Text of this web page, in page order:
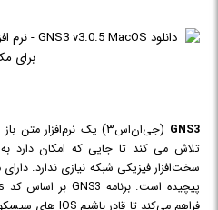
GNS3
(جی‌ان‌اس۳) یک نرم‌افزار
تلاش می ‌کند تا جایی که امکان دارد
سخت‌افزار فیزیکی شبکه نیازی ندارد.